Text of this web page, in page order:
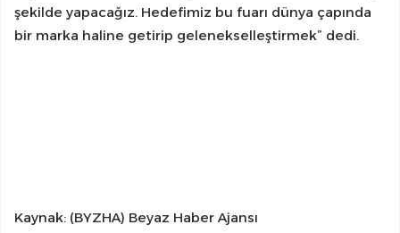
şekilde yapacağız. Hedefimiz bu fuarı dünya çapında
bir marka haline getirip gelenekselleştirmek” dedi.
Kaynak: (BYZHA) Beyaz Haber Ajansı